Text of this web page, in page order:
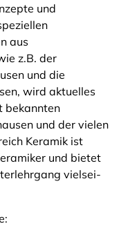
und
aus
z.B. der
und die
wird aktuelles
bekannten
und der vielen
Keramik ist
und bietet
vielsei­